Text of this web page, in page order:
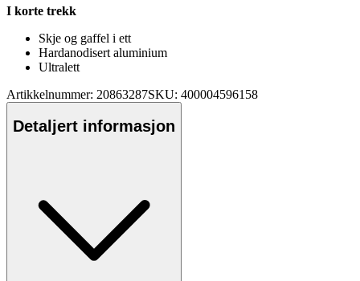
I korte trekk
Skje og gaffel i ett
Hardanodisert aluminium
Ultralett
Artikkelnummer: 20863287SKU: 400004596158
Detaljert informasjon